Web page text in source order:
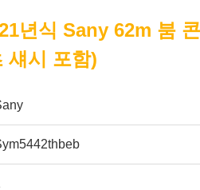
년식 Sany 62m 붐
섀시 포함)